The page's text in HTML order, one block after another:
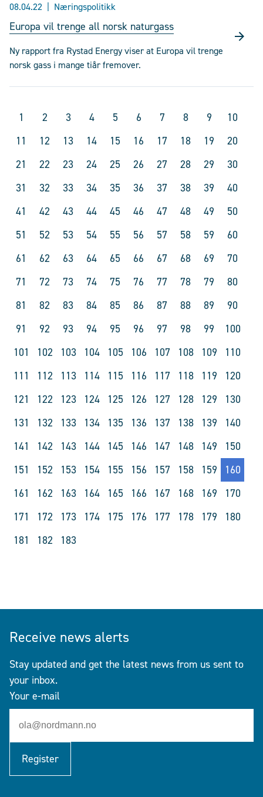
08.04.22 Næringspolitikk
Europa vil trenge all norsk naturgass
Ny rapport fra Rystad Energy viser at Europa vil trenge
norsk gass i mange tiår fremover.
1 2 3 4 5 6 7 8 9
10
11
12 13 14 15 16 17 18 19
20
21
22 23 24 25 26 27 28 29
30
31
32 33 34 35 36 37 38 39
40
41
42 43 44 45 46 47 48 49
50
51
52 53 54 55 56 57 58 59
60
61
62 63 64 65 66 67 68 69
70
71
72 73 74 75 76 77 78 79
80
81
82 83 84 85 86 87 88 89
90
91
92 93 94 95 96 97 98 99
100
101
102 103 104 105 106 107 108 109
110
111
112 113 114 115 116 117 118 119
120
121
122 123 124 125 126 127 128 129
130
131
132 133 134 135 136 137 138 139
140
141
142 143 144 145 146 147 148 149
150
151
152 153 154 155 156 157 158 159
160
161
162 163 164 165 166 167 168 169
170
171
172 173 174 175 176 177 178 179
180
181
182 183
Receive news alerts
Stay updated and get the latest news from us sent to
your inbox.
Your e-mail
Register